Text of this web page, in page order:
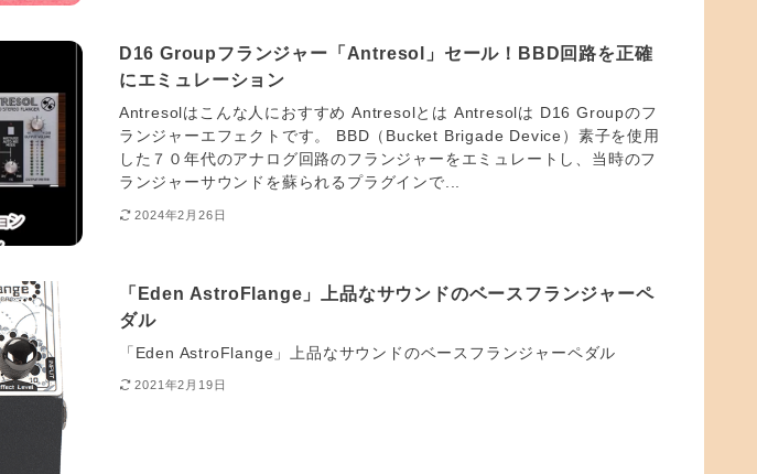
D16 Groupフランジャー「Antresol」セール！BBD回路を正確
にエミュレーション
Antresolはこんな人におすすめ Antresolとは Antresolは D16 Groupのフ
ランジャーエフェクトです。 BBD（Bucket Brigade Device）素子を使用
した７０年代のアナログ回路のフランジャーをエミュレートし、当時のフ
ランジャーサウンドを蘇られるプラグインで...
2024年2月26日
「Eden AstroFlange」上品なサウンドのベースフランジャーペ
ダル
「Eden AstroFlange」上品なサウンドのベースフランジャーペダル
2021年2月19日